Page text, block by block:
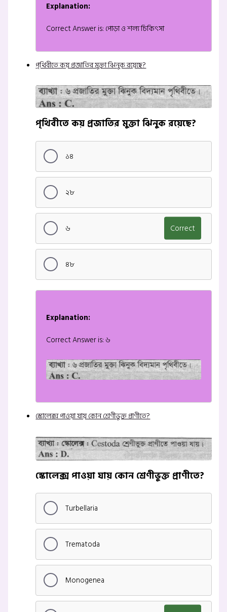
Explanation:
Correct Answer is: পোড়া ও শল্য চিকিৎসা
পৃথিবীতে কয় প্রজাতির মুক্তা ঝিনুক রয়েছে?
পৃথিবীতে কয় প্রজাতির মুক্তা ঝিনুক রয়েছে?
১৪
২৮
৬ Correct
৪৮
Explanation:
Correct Answer is: ৬
স্কোলেক্স পাওয়া যায় কোন শ্রেণীভুক্ত প্রাণীতে?
স্কোলেক্স পাওয়া যায় কোন শ্রেণীভুক্ত প্রাণীতে?
Turbellaria
Trematoda
Monogenea